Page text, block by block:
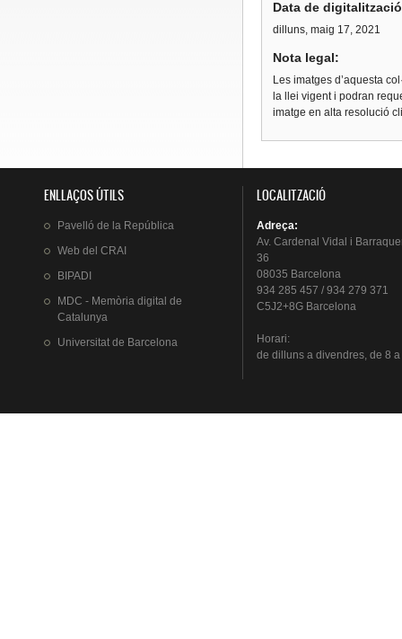
Data de
dilluns, maig 17, 2021
Nota legal:
Les imatges d’aquesta
la llei vigent i podran
imatge en alta resolució
ENLLAÇOS ÚTILS
Pavelló de la República
Web del CRAI
BIPADI
MDC - Memòria digital de
Catalunya
Universitat de Barcelona
LOCALITZACIÓ
Adreça:
Av. Cardenal Vidal i
36
08035 Barcelona
934 285 457 / 934 279 371
C5J2+8G Barcelona
Horari:
de dillunsa divendres, de 8